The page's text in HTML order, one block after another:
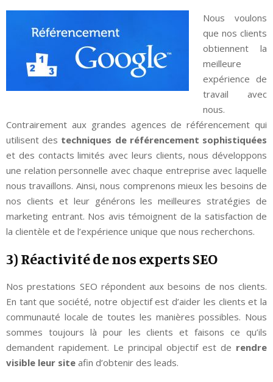
Nous voulons
que nos clients
obtiennent la
meilleure
expérience de
travail avec
nous.
Contrairement aux grandes agences de référencement qui
utilisent des techniques de référencement sophistiquées
et des contacts limités avec leurs clients, nous développons
une relation personnelle avec chaque entreprise avec laquelle
nous travaillons. Ainsi, nous comprenons mieux les besoins de
nos clients et leur générons les meilleures stratégies de
marketing entrant. Nos avis témoignent de la satisfaction de
la clientèle et de l’expérience unique que nous recherchons.
3) Réactivité de nos experts SEO
Nos prestations SEO répondent aux besoins de nos clients.
En tant que société, notre objectif est d’aider les clients et la
communauté locale de toutes les manières possibles. Nous
sommes toujours là pour les clients et faisons ce qu’ils
demandent rapidement. Le principal objectif est de rendre
visible leur site afin d’obtenir des leads.